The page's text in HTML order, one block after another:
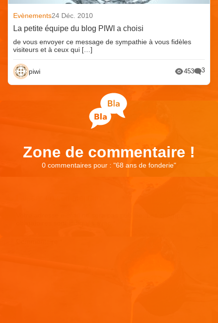
Evènements24 Déc. 2010
La petite équipe du blog PIWI a choisi
de vous envoyer ce message de sympathie à vous fidèles
visiteurs et à ceux qui […]
piwi 453 3
Zone de commentaire !
0 commentaires pour : "68 ans de fonderie"